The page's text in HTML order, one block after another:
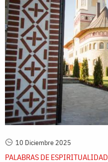
10 Diciembre 2025
PALABRAS DE ESPIRITUALIDAD